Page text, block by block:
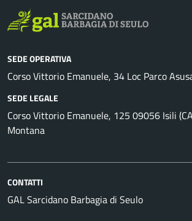
SEDE OPERATIVA
Corso Vittorio Emanuele, 34 Loc Parco
SEDE LEGALE
Corso Vittorio Emanuele, 125 09056 Isili
Montana
CONTATTI
GAL Sarcidano Barbagia di Seulo